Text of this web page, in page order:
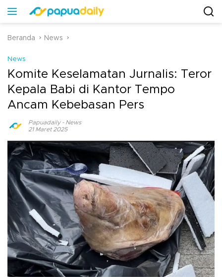
Beranda News
News
Komite Keselamatan Jurnalis: Teror
Kepala Babi di Kantor Tempo
Ancam Kebebasan Pers
Papuadaily- News
21 Maret 2025